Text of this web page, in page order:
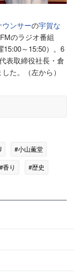
ウンサーの宇賀な
のラジオ番組
15:00～15:50）。6
表取締役社長・倉
た。（左から）
#小山薫堂
#香り
#歴史